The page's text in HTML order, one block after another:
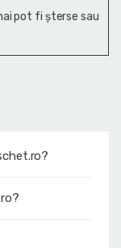
pot fi șterse sau